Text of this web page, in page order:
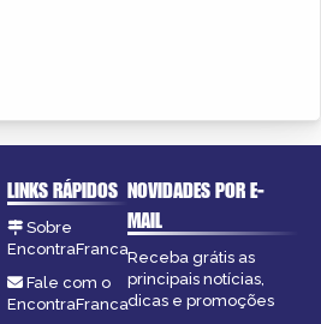
LINKS RÁPIDOS
Sobre
EncontraFranca
Fale com o
EncontraFranca
NOVIDADES POR E-
MAIL
Receba grátis as
principais notícias,
dicas e promoções